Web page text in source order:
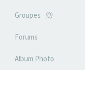
Groupes 0
Forums
Album Photo